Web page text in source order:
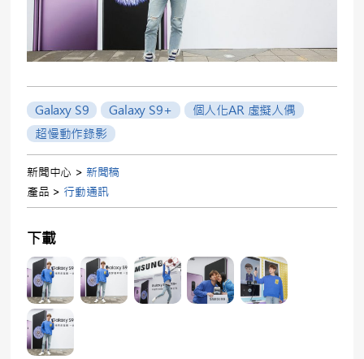
Galaxy S9 Galaxy S9+
個人化AR 虛擬人偶
超慢動作錄影
新聞中心 > 新聞稿
產品 > 行動通訊
下載